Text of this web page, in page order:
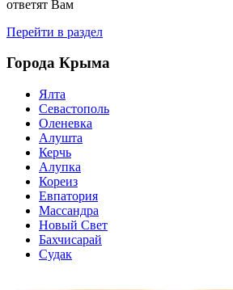
ответят Вам
Перейти в раздел
Города Крыма
Ялта
Севастополь
Оленевка
Алушта
Керчь
Алупка
Кореиз
Евпатория
Массандра
Новый Свет
Бахчисарай
Судак